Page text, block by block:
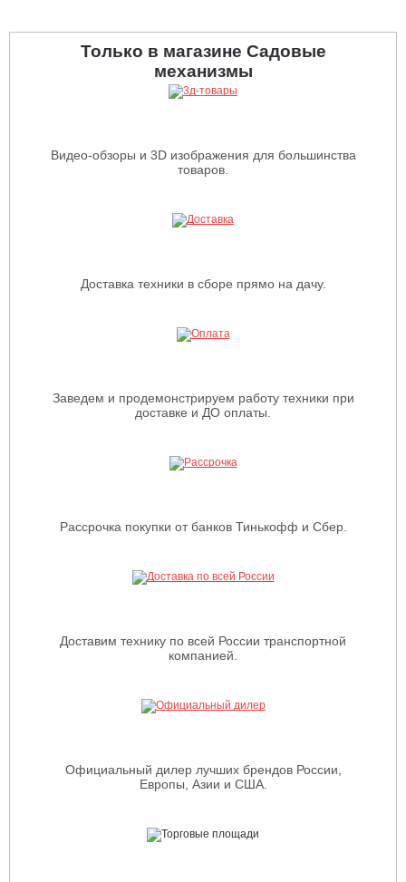
Только в магазине Садовые
механизмы
Видео-обзоры и 3D изображения для большинства
товаров.
Доставка техники в сборе прямо на дачу.
Заведем и продемонстрируем работу техники при
доставке и ДО оплаты.
Рассрочка покупки от банков Тинькофф и Сбер.
Доставим технику по всей России транспортной
компанией.
Официальный дилер лучших брендов России,
Европы, Азии и США.